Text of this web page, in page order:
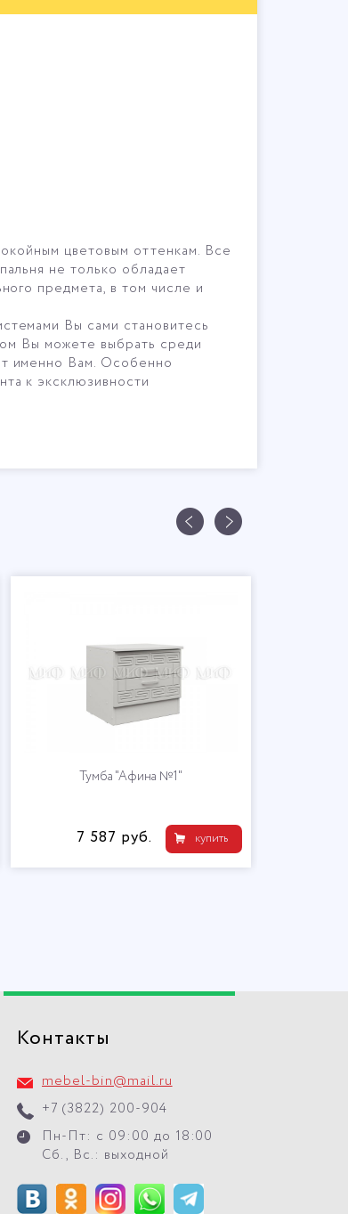
цветовым оттенкам. Все
не только обладает
предмета, в том числе и
Вы сами становитесь
Вы можете выбрать среди
именно Вам. Особенно
к эксклюзивности
Тумба "Афина №1"
купить
7 587 руб.
Контакты
mebel-bin@mail.ru
+7 (3822) 200-904
Пн-Пт: с 09:00 до 18:00
Сб., Вс.: выходной